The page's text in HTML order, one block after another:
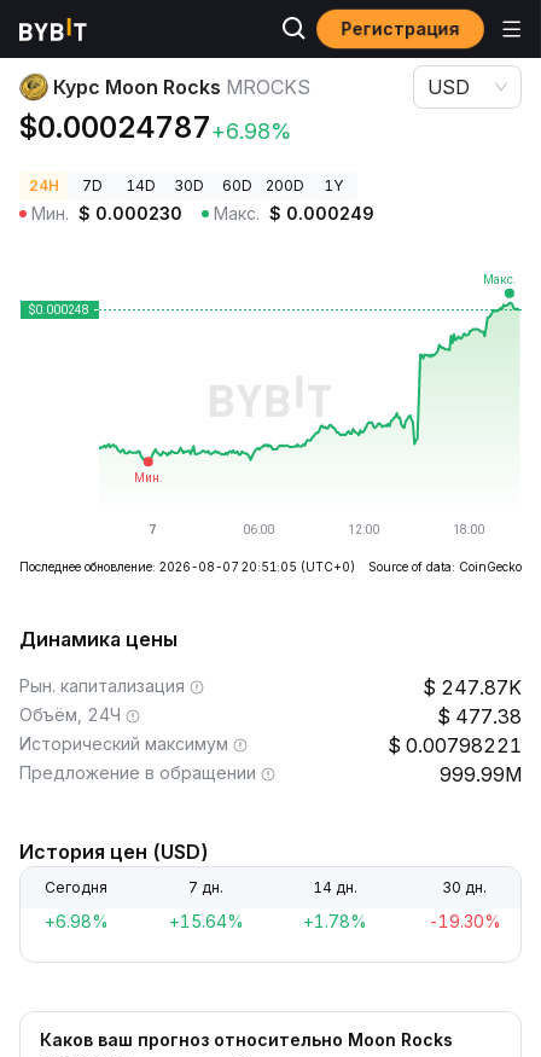
Регистрация
Цены криптовалют Курс Moon Rocks MROCKS
Курс Moon Rocks MROCKS
$0.00024787+6.98%
USD
24H 7D 14D 30D 60D 200D 1Y
Мин. $ 0.000230 Макс. $ 0.000249
Последнее обновление: 2026-08-07 20:51:05 (UTC+0) Source of data: CoinGecko
Динамика цены
Рын. капитализация 247.87K
Объём, 24Ч 477.38
Исторический максимум 0.00798221
Предложение в обращении 999.99M
История цен (USD)
Сегодня 7 дн. 14 дн. 30 дн.
+6.98% +15.64% +1.78% -19.30%
Каков ваш прогноз относительно Moon Rocks